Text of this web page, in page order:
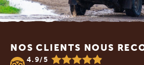
Footer
NOS CLIENTS NOUS
4.9/5